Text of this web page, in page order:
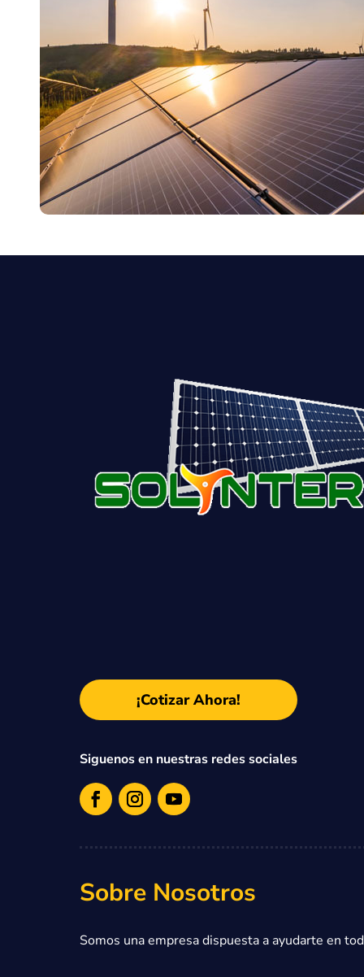
¡Cotizar Ahora!
Siguenos en nuestras redes sociales
Sobre Nosotros
Somos una empresa dispuesta a ayudarte en